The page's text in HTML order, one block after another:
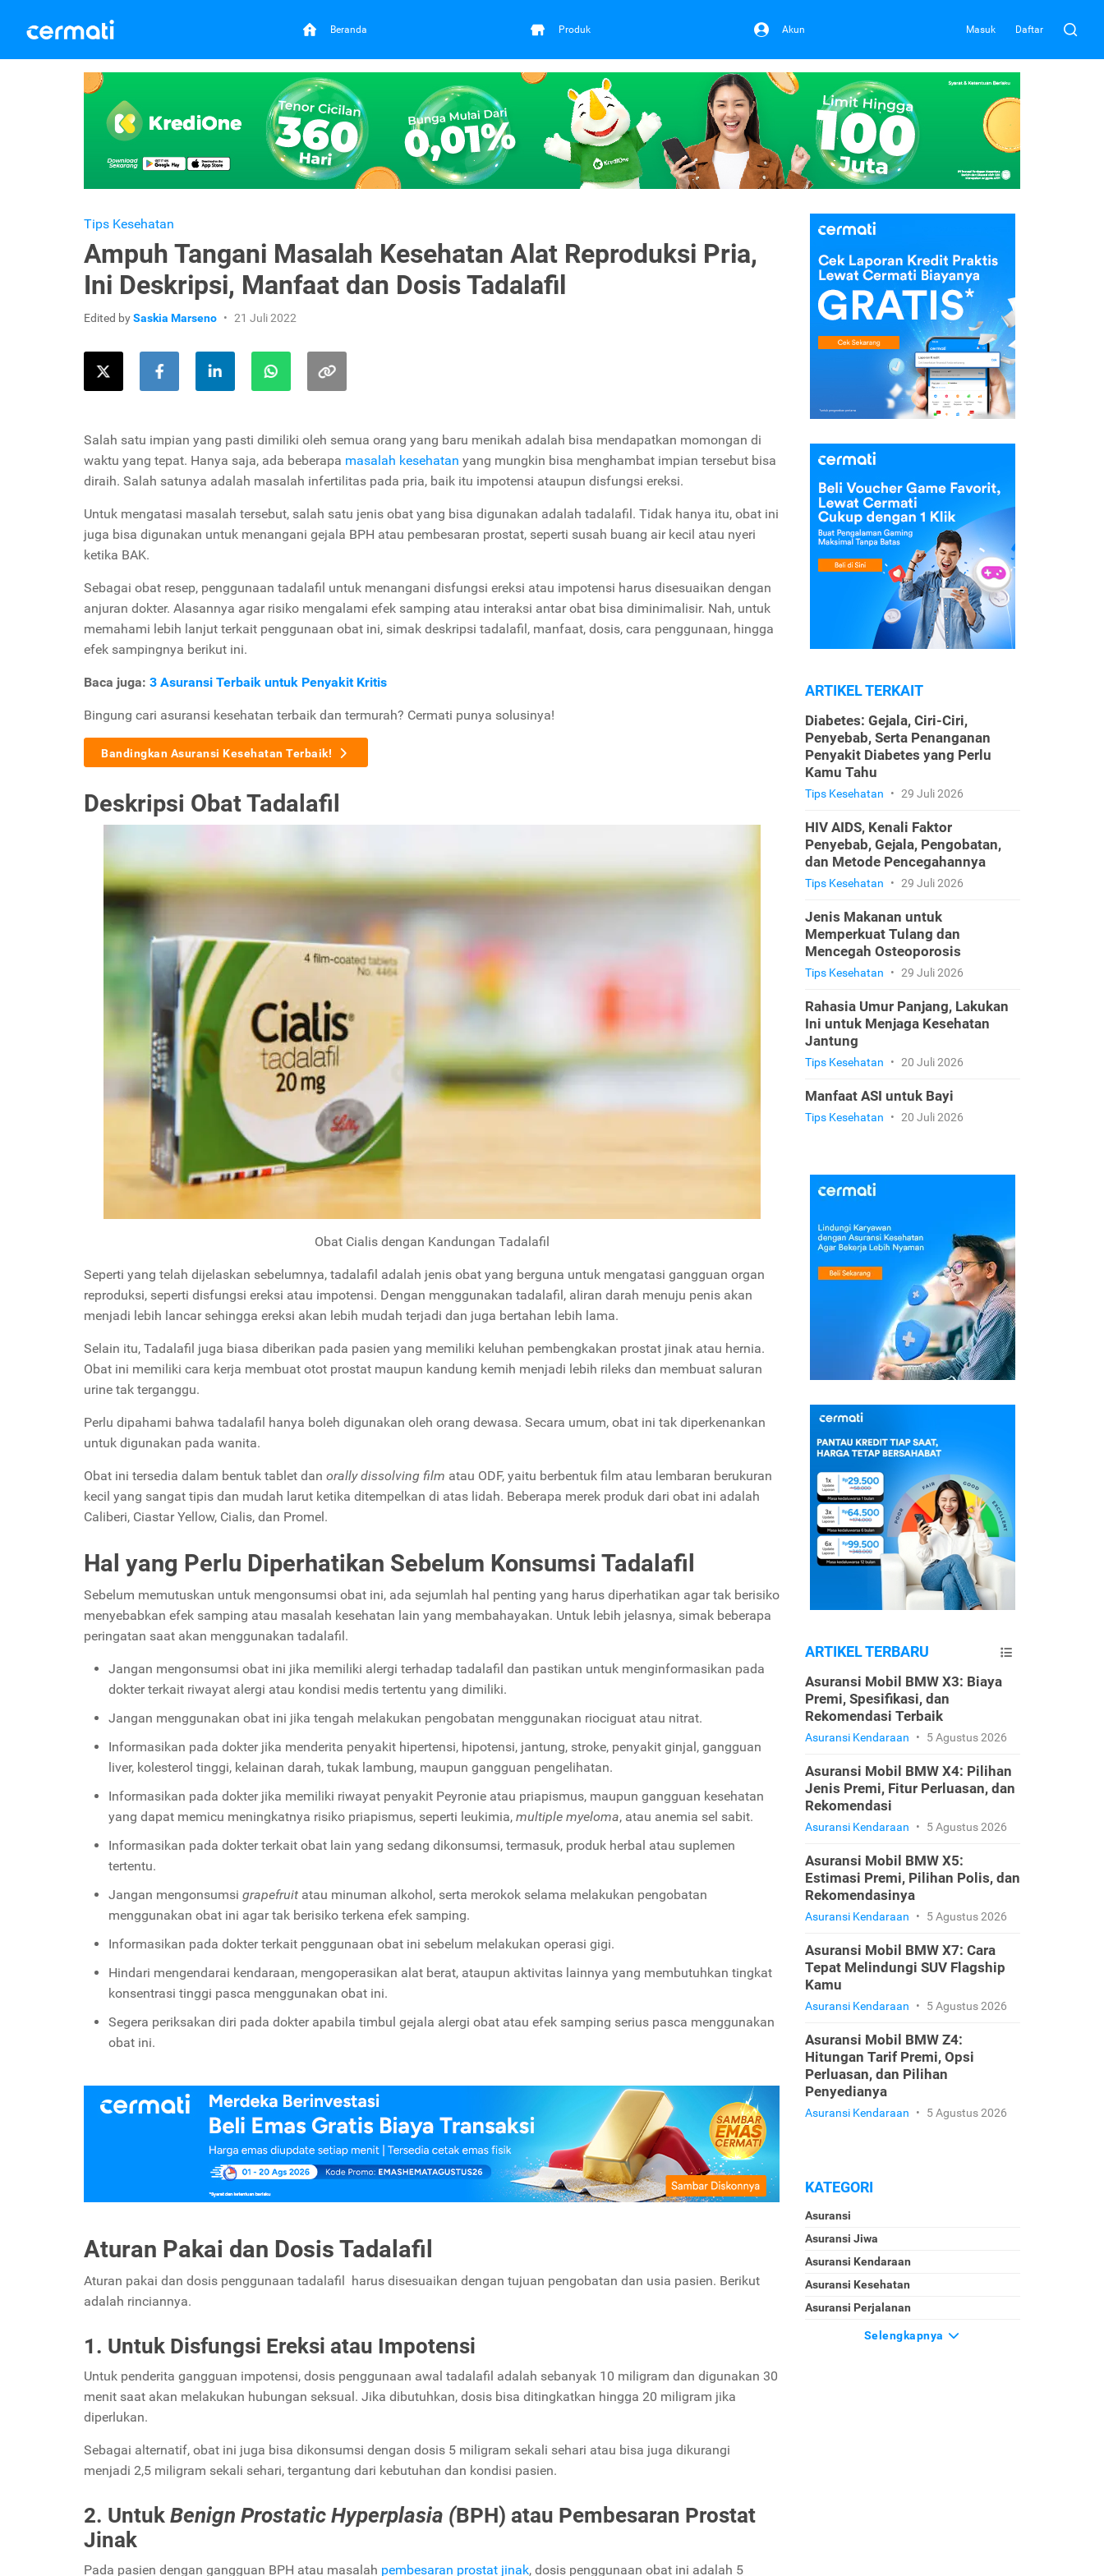
Beranda Produk Akun Masuk Daftar
Tips Kesehatan
Ampuh Tangani Masalah Kesehatan Alat Reproduksi Pria,
Ini Deskripsi, Manfaat dan Dosis Tadalafil
Edited bySaskia Marseno 21 Juli 2022
Salah satu impian yang pasti dimiliki oleh semua orang yang baru menikah adalah bisa mendapatkan momongan di
waktu yang tepat. Hanya saja, ada beberapa masalah kesehatan yang mungkin bisa menghambat impian tersebut bisa
diraih. Salah satunya adalah masalah infertilitas pada pria, baik itu impotensi ataupun disfungsi ereksi.
Untuk mengatasi masalah tersebut, salah satu jenis obat yang bisa digunakan adalah tadalafil. Tidak hanya itu, obat ini
juga bisa digunakan untuk menangani gejala BPH atau pembesaran prostat, seperti susah buang air kecil atau nyeri
ketika BAK.
Sebagai obat resep, penggunaan tadalafil untuk menangani disfungsi ereksi atau impotensi harus disesuaikan dengan
anjuran dokter. Alasannya agar risiko mengalami efek samping atau interaksi antar obat bisa diminimalisir. Nah, untuk
memahami lebih lanjut terkait penggunaan obat ini, simak deskripsi tadalafil, manfaat, dosis, cara penggunaan, hingga
efek sampingnya berikut ini.
Baca juga: 3 Asuransi Terbaik untuk Penyakit Kritis
Bingung cari asuransi kesehatan terbaik dan termurah? Cermati punya solusinya!
Bandingkan Asuransi Kesehatan Terbaik!
Deskripsi Obat Tadalafil
Obat Cialis dengan Kandungan Tadalafil
Seperti yang telah dijelaskan sebelumnya, tadalafil adalah jenis obat yang berguna untuk mengatasi gangguan organ
reproduksi, seperti disfungsi ereksi atau impotensi. Dengan menggunakan tadalafil, aliran darah menuju penis akan
menjadi lebih lancar sehingga ereksi akan lebih mudah terjadi dan juga bertahan lebih lama.
Selain itu, Tadalafil juga biasa diberikan pada pasien yang memiliki keluhan pembengkakan prostat jinak atau hernia.
Obat ini memiliki cara kerja membuat otot prostat maupun kandung kemih menjadi lebih rileks dan membuat saluran
urine tak terganggu.
Perlu dipahami bahwa tadalafil hanya boleh digunakan oleh orang dewasa. Secara umum, obat ini tak diperkenankan
untuk digunakan pada wanita.
Obat ini tersedia dalam bentuk tablet dan orally dissolving film atau ODF, yaitu berbentuk film atau lembaran berukuran
kecil yang sangat tipis dan mudah larut ketika ditempelkan di atas lidah. Beberapa merek produk dari obat ini adalah
Caliberi, Ciastar Yellow, Cialis, dan Promel.
Hal yang Perlu Diperhatikan Sebelum Konsumsi Tadalafil
Sebelum memutuskan untuk mengonsumsi obat ini, ada sejumlah hal penting yang harus diperhatikan agar tak berisiko
menyebabkan efek samping atau masalah kesehatan lain yang membahayakan. Untuk lebih jelasnya, simak beberapa
peringatan saat akan menggunakan tadalafil.
Jangan mengonsumsi obat ini jika memiliki alergi terhadap tadalafil dan pastikan untuk menginformasikan pada
dokter terkait riwayat alergi atau kondisi medis tertentu yang dimiliki.
Jangan menggunakan obat ini jika tengah melakukan pengobatan menggunakan riociguat atau nitrat.
Informasikan pada dokter jika menderita penyakit hipertensi, hipotensi, jantung, stroke, penyakit ginjal, gangguan
liver, kolesterol tinggi, kelainan darah, tukak lambung, maupun gangguan pengelihatan.
Informasikan pada dokter jika memiliki riwayat penyakit Peyronie atau priapismus, maupun gangguan kesehatan
yang dapat memicu meningkatnya risiko priapismus, seperti leukimia, multiple myeloma, atau anemia sel sabit.
Informasikan pada dokter terkait obat lain yang sedang dikonsumsi, termasuk, produk herbal atau suplemen
tertentu.
Jangan mengonsumsi grapefruit atau minuman alkohol, serta merokok selama melakukan pengobatan
menggunakan obat ini agar tak berisiko terkena efek samping.
Informasikan pada dokter terkait penggunaan obat ini sebelum melakukan operasi gigi.
Hindari mengendarai kendaraan, mengoperasikan alat berat, ataupun aktivitas lainnya yang membutuhkan tingkat
konsentrasi tinggi pasca menggunakan obat ini.
Segera periksakan diri pada dokter apabila timbul gejala alergi obat atau efek samping serius pasca menggunakan
obat ini.
Aturan Pakai dan Dosis Tadalafil
Aturan pakai dan dosis penggunaan tadalafil harus disesuaikan dengan tujuan pengobatan dan usia pasien. Berikut
adalah rinciannya.
1. Untuk Disfungsi Ereksi atau Impotensi
Untuk penderita gangguan impotensi, dosis penggunaan awal tadalafil adalah sebanyak 10 miligram dan digunakan 30
menit saat akan melakukan hubungan seksual. Jika dibutuhkan, dosis bisa ditingkatkan hingga 20 miligram jika
diperlukan.
Sebagai alternatif, obat ini juga bisa dikonsumsi dengan dosis 5 miligram sekali sehari atau bisa juga dikurangi
menjadi 2,5 miligram sekali sehari, tergantung dari kebutuhan dan kondisi pasien.
2. Untuk Benign Prostatic Hyperplasia (BPH) atau Pembesaran Prostat
Jinak
Pada pasien dengan gangguan BPH atau masalah pembesaran prostat jinak, dosis penggunaan obat ini adalah 5
ARTIKEL TERKAIT
Diabetes: Gejala, Ciri-Ciri,
Penyebab, Serta Penanganan
Penyakit Diabetes yang Perlu
Kamu Tahu
Tips Kesehatan • 29 Juli 2026
HIV AIDS, Kenali Faktor
Penyebab, Gejala, Pengobatan,
dan Metode Pencegahannya
Tips Kesehatan • 29 Juli 2026
Jenis Makanan untuk
Memperkuat Tulang dan
Mencegah Osteoporosis
Tips Kesehatan • 29 Juli 2026
Rahasia Umur Panjang, Lakukan
Ini untuk Menjaga Kesehatan
Jantung
Tips Kesehatan • 20 Juli 2026
Manfaat ASI untuk Bayi
Tips Kesehatan • 20 Juli 2026
ARTIKEL TERBARU
Asuransi Mobil BMW X3: Biaya
Premi, Spesifikasi, dan
Rekomendasi Terbaik
Asuransi Kendaraan • 5 Agustus 2026
Asuransi Mobil BMW X4: Pilihan
Jenis Premi, Fitur Perluasan, dan
Rekomendasi
Asuransi Kendaraan • 5 Agustus 2026
Asuransi Mobil BMW X5:
Estimasi Premi, Pilihan Polis, dan
Rekomendasinya
Asuransi Kendaraan • 5 Agustus 2026
Asuransi Mobil BMW X7: Cara
Tepat Melindungi SUV Flagship
Kamu
Asuransi Kendaraan • 5 Agustus 2026
Asuransi Mobil BMW Z4:
Hitungan Tarif Premi, Opsi
Perluasan, dan Pilihan
Penyedianya
Asuransi Kendaraan • 5 Agustus 2026
KATEGORI
Asuransi
Asuransi Jiwa
Asuransi Kendaraan
Asuransi Kesehatan
Asuransi Perjalanan
Selengkapnya